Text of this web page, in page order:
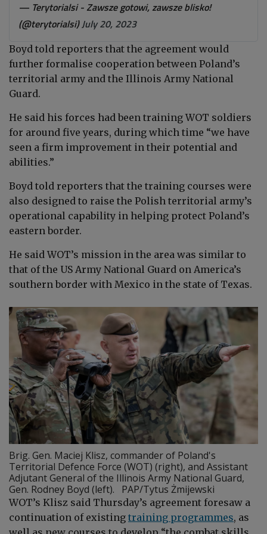
— Terytorialsi - Zawsze gotowi, zawsze blisko!
(@terytorialsi)July 20, 2023
Boyd told reporters that the agreement would
further formalise cooperation between Poland’s
territorial army and the Illinois Army National
Guard.
He said his forces had been training WOT soldiers
for around five years, during which time “we have
seen a firm improvement in their potential and
abilities.”
Boyd told reporters that the training courses were
also designed to raise the Polish territorial army’s
operational capability in helping protect Poland’s
eastern border.
He said WOT’s mission in the area was similar to
that of the US Army National Guard on America’s
southern border with Mexico in the state of Texas.
Brig. Gen. Maciej Klisz, commander of Poland's
Territorial Defence Force (WOT) (right), and Assistant
Adjutant General of the Illinois Army National Guard,
Gen. Rodney Boyd (left). PAP/Tytus Żmijewski
WOT’s Klisz said Thursday’s agreement foresaw a
continuation of existing training programmes, as